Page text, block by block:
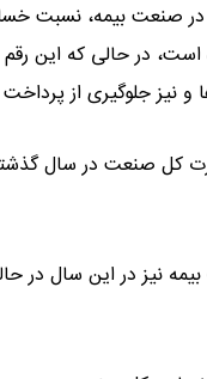
در صنعت بیمه،
و نیز جلوگیری از
نیز در این سال